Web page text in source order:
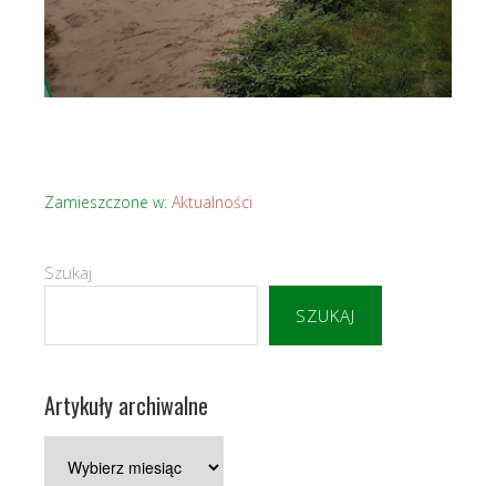
Zamieszczone w: Aktualności
Szukaj
SZUKAJ
Artykuły archiwalne
archiwalne